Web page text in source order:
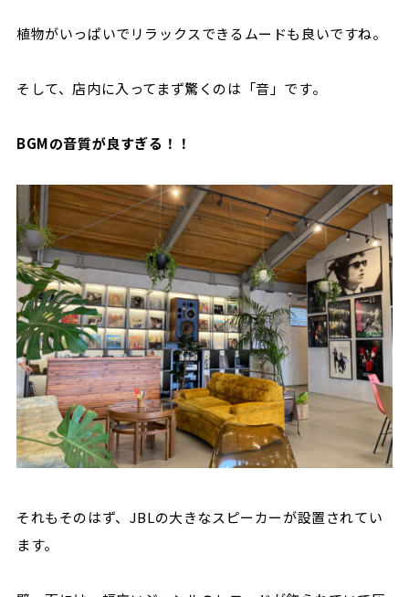
植物がいっぱいでリラックスできるムードも良いですね。
そして、店内に入ってまず驚くのは「音」です。
BGMの音質が良すぎる！！
それもそのはず、 JBLの大きなスピーカーが設置されてい
ます。